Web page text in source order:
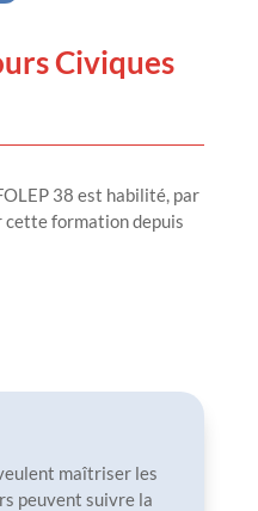
Civiques
38 est habilité, par
cette formation depuis
maîtriser les
peuvent suivre la